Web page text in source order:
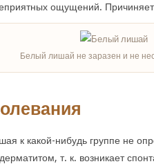
ощущений. Причиняет
Белый лишай не заразен и не
к какой-нибудь группе не
т. к. возникает